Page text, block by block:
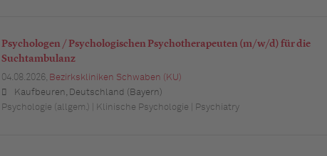
Psychologen / Psychologischen Psychotherapeuten (m/w/d) für die
Suchtambulanz
04.08.2026, Bezirkskliniken Schwaben (KU)
Kaufbeuren, Deutschland (Bayern)
Psychologie (allgem.) | Klinische Psychologie | Psychiatry